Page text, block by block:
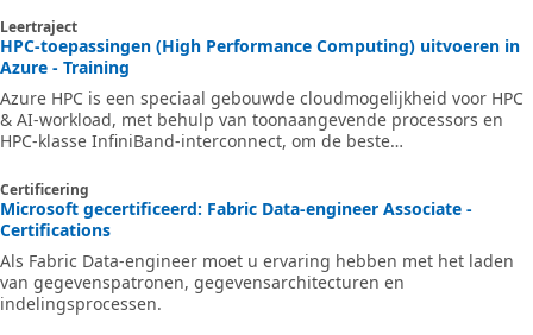
Leertraject
HPC-toepassingen (High Performance Computing) uitvoeren in
Azure - Training
Azure HPC is een speciaal gebouwde cloudmogelijkheid voor HPC
& AI-workload, met behulp van toonaangevende processors en
HPC-klasse InfiniBand-interconnect, om de beste
Azure HPC kunnen gebruikers innovatie, productiviteit en
bedrijfsflexibiliteit ontgrendelen via een maximaal beschikbare
reeks HPC & AI-technologieën die dynamisch kunnen worden
veranderen. Dit leertraject is een reeks module
Certificering
Microsoft gecertificeerd: Fabric Data-engineer Associate -
Certifications
Als Fabric Data-engineer moet u ervaring hebben met het laden
van gegevenspatronen, gegevensarchitecturen en
indelingsprocessen.